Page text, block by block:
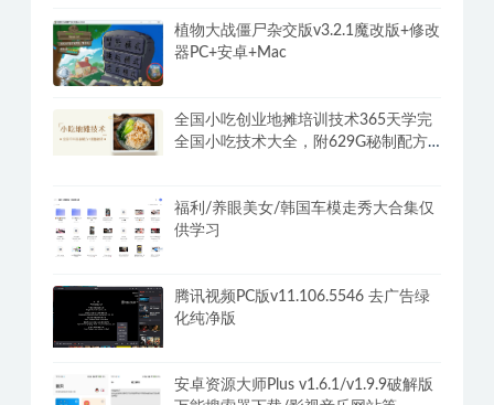
植物大战僵尸杂交版v3.2.1魔改版+修改
器PC+安卓+Mac
全国小吃创业地摊培训技术365天学完
全国小吃技术大全，附629G秘制配方
福利/养眼美女/韩国车模走秀大合集仅
供学习
腾讯视频PC版v11.106.5546 去广告绿
化纯净版
安卓资源大师Plus v1.6.1/v1.9.9破解版